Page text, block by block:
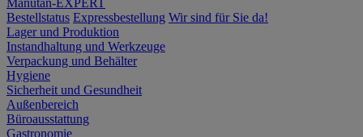
Bestellstatus Expressbestellung Wir sind für Sie da!
Lager und Produktion
Instandhaltung und Werkzeuge
Verpackung und Behälter
Hygiene
Sicherheit und Gesundheit
Außenbereich
Büroausstattung
Gastronomie